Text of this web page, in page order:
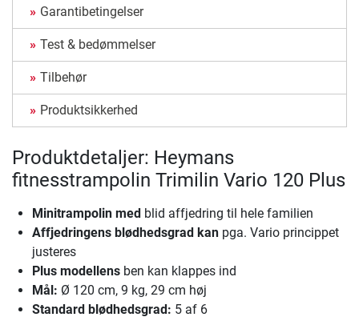
Garantibetingelser
Test & bedømmelser
Tilbehør
Produktsikkerhed
Produktdetaljer: Heymans
fitnesstrampolin Trimilin Vario 120 Plus
Minitrampolin med blid affjedring til hele familien
Affjedringens blødhedsgrad kan pga. Vario princippet
justeres
Plus modellens ben kan klappes ind
Mål: Ø 120 cm, 9 kg, 29 cm høj
Standard blødhedsgrad: 5 af 6